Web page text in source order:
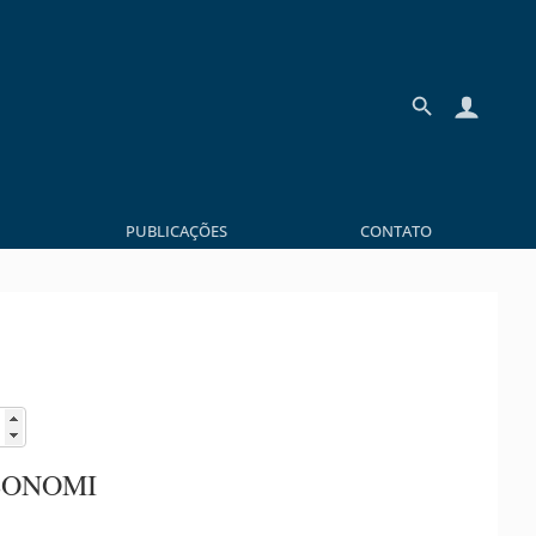
PUBLICAÇÕES CONTATO